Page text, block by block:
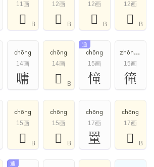
11画
𠝤 B
12画
𥁵 B
12画
𨈮 B
12画
𨤩 B
chōng
14画
嘃
chōng
14画
𠟍 B
chōng
15画
通
憧
zhǒng,chōng
15画
徸
chōng
15画
𦟛 B
chōng
15画
𧩃 B
chōng
17画
罿
chōng
17画
𧐍 B
通